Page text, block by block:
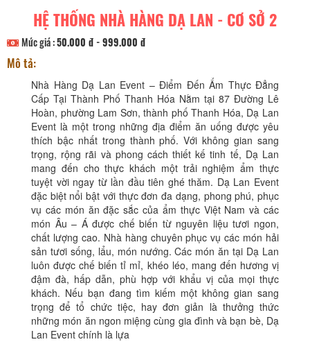
HỆ THỐNG NHÀ HÀNG DẠ LAN - CƠ SỞ 2
Mức giá :50.000 đ - 999.000 đ
Mô tả:
Nhà Hàng Dạ Lan Event – Điểm Đến Ẩm Thực Đẳng
Cấp Tại Thành Phố Thanh Hóa Nằm tại 87 Đường Lê
Hoàn, phường Lam Sơn, thành phố Thanh Hóa, Dạ Lan
Event là một trong những địa điểm ăn uống được yêu
thích bậc nhất trong thành phố. Với không gian sang
trọng, rộng rãi và phong cách thiết kế tinh tế, Dạ Lan
mang đến cho thực khách một trải nghiệm ẩm thực
tuyệt vời ngay từ lần đầu tiên ghé thăm. Dạ Lan Event
đặc biệt nổi bật với thực đơn đa dạng, phong phú, phục
vụ các món ăn đặc sắc của ẩm thực Việt Nam và các
món Âu – Á được chế biến từ nguyên liệu tươi ngon,
chất lượng cao. Nhà hàng chuyên phục vụ các món hải
sản tươi sống, lẩu, món nướng. Các món ăn tại Dạ Lan
luôn được chế biến tỉ mỉ, khéo léo, mang đến hương vị
đậm đà, hấp dẫn, phù hợp với khẩu vị của mọi thực
khách. Nếu bạn đang tìm kiếm một không gian sang
trọng để tổ chức tiệc, hay đơn giản là thưởng thức
những món ăn ngon miệng cùng gia đình và bạn bè, Dạ
Lan Event chính là lựa